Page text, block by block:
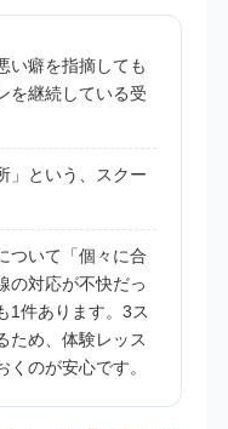
い癖を指摘しても
を継続している受
」という、スクー
ついて「個々に合
の対応が不快だっ
1件あります。3ス
ため、体験レッス
のが安心です。